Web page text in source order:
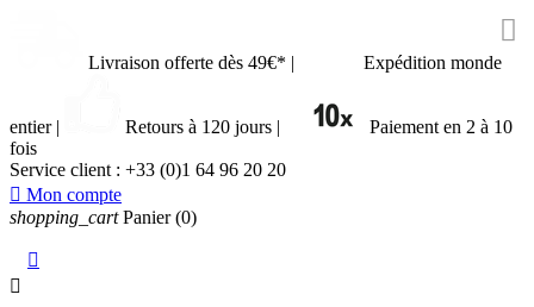
Livraison offerte dès 49€* | Expédition monde
entier | Retours à 120 jours |
Paiement en 2 à 10
fois
Service client : +33 (0)1 64 96 20 20
 Mon compte
shopping_cart Panier (0)


